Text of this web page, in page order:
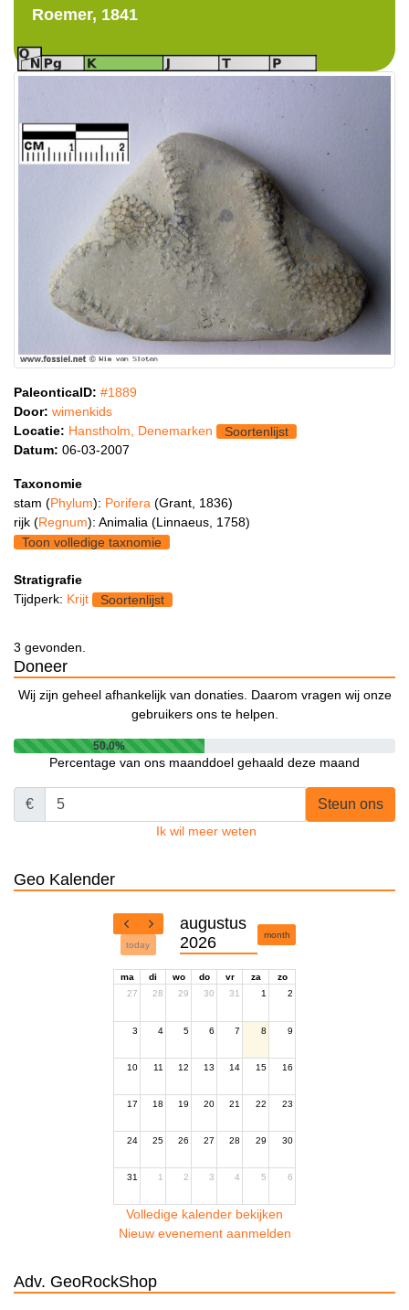
Roemer, 1841
PaleonticaID: #1889
Door: wimenkids
Locatie: Hanstholm, Denemarken
Soortenlijst
Datum: 06-03-2007
Taxonomie
stam (Phylum): Porifera (Grant, 1836)
rijk (Regnum): Animalia (Linnaeus, 1758)
Toon volledige taxnomie
Stratigrafie
Tijdperk: Krijt Soortenlijst
3 gevonden.
Doneer
Wij zijn geheel afhankelijk van donaties. Daarom vragen wij onze
gebruikers ons te helpen.
50.0%
Percentage van ons maanddoel gehaald deze maand
€ Steun ons
Ik wil meer weten
Geo Kalender
today
augustus
2026
month
ma di wo do vr za
zo
27
28 29 30 31 1 2
3 4 5 6 7 8 9
10 11 12 13 14 15 16
17 18 19 20 21 22 23
24 25 26 27 28 29 30
31 1 2 3 4 5 6
Volledige kalender bekijken
Nieuw evenement aanmelden
Adv. GeoRockShop